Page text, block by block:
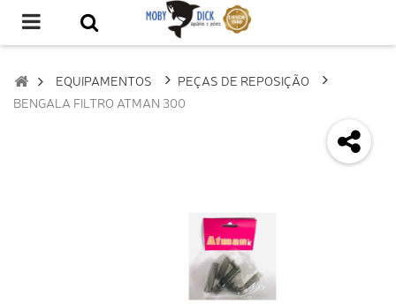
EQUIPAMENTOS
PEÇAS DE REPOSIÇÃO
BENGALA FILTRO ATMAN 300